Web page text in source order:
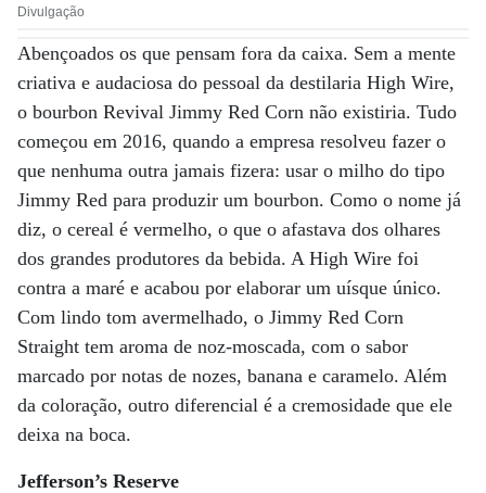
Divulgação
Abençoados os que pensam fora da caixa. Sem a mente
criativa e audaciosa do pessoal da destilaria High Wire,
o bourbon Revival Jimmy Red Corn não existiria. Tudo
começou em 2016, quando a empresa resolveu fazer o
que nenhuma outra jamais fizera: usar o milho do tipo
Jimmy Red para produzir um bourbon. Como o nome já
diz, o cereal é vermelho, o que o afastava dos olhares
dos grandes produtores da bebida. A High Wire foi
contra a maré e acabou por elaborar um uísque único.
Com lindo tom avermelhado, o Jimmy Red Corn
Straight tem aroma de noz-moscada, com o sabor
marcado por notas de nozes, banana e caramelo. Além
da coloração, outro diferencial é a cremosidade que ele
deixa na boca.
Jefferson’s Reserve